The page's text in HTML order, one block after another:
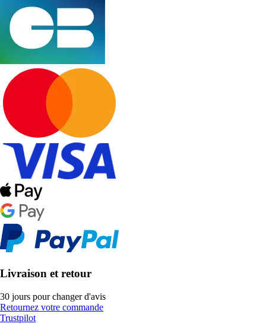
Livraison et retour
30 jours pour changer d'avis
Retournez votre commande
Trustpilot